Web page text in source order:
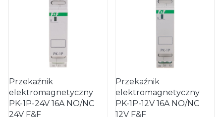
Przekaźnik
elektromagnetyczny
PK-1P-24V 16A NO/NC
24V F&F
Przekaźnik
elektromagnetyczny
PK-1P-12V 16A NO/NC
12V F&F